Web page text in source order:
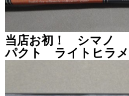
当店お初！ シマノ
パクト ライトヒラ